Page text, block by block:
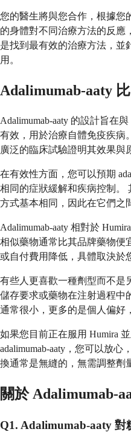
您的醫生將與您合作，根據您
的身體對不同治療方法的反應
是找到最有效的治療方法，並
用。
Adalimumab-aaty
Adalimumab-aaty 的設計旨在
有效，用於治療自體免疫疾病
廣泛的臨床試驗證明其效果與
在有效性方面，您可以預期
相同的症狀緩解和疾病控制。
方式基本相同，因此在它們之
Adalimumab-aaty 相對於
相似藥物通常比其品牌藥物便
或自付費用降低，具體取決於
有些人更喜歡一種劑型而不是
儲存要求或藥物在注射過程中
通常很小，更多的是個人偏好
如果您目前正在服用 Humira
adalimumab-aaty，您可以放
換通常是無縫的，無需調整劑
關於 Adalimumab-
Q1. Adalimumab-aaty 對